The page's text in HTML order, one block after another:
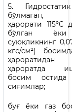
5.
бўлмаган,
ҳарорати 115ºC
бўлган
суюқликнинг
кгс/см²)
ҳароратда
босим
сиғимлар;
буғ ёки газ